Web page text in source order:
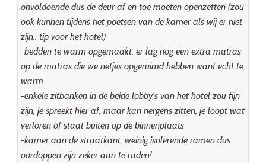
onvoldoende dus de deur af en toe moeten openzetten (zou
ook kunnen tijdens het poetsen van de kamer als wij er niet
zijn.. tip voor het hotel)
-bedden te warm opgemaakt, er lag nog een extra matras
op de matras die we netjes opgeruimd hebben want echt te
warm
-enkele zitbanken in de beide lobby's van het hotel zou fijn
zijn, je spreekt hier af, maar kan nergens zitten, je loopt wat
verloren of staat buiten op de binnenplaats
-kamer aan de straatkant, weinig isolerende ramen dus
oordoppen zijn zeker aan te raden!